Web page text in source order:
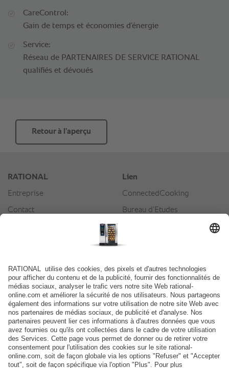
CareControl:
Gain de temps et économies d’énergie
Service:
Réseau de PARTENAIRES DE SERVICE RATIONAL
qualifiés et dévoués
Retour à l’aperçu